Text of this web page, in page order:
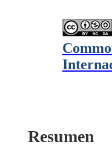
Resumen